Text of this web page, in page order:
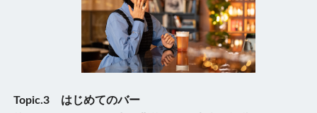
Topic.3 はじめてのバー